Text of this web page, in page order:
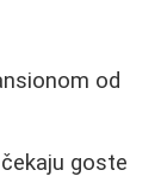
od
goste